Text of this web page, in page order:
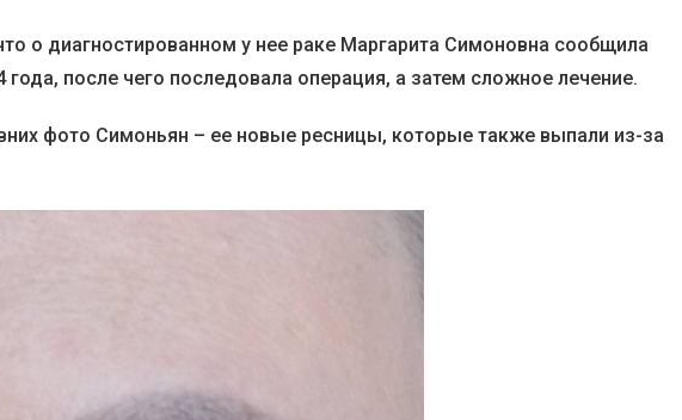
о диагностированном у нее раке Маргарита Симоновна сообщила
года, после чего последовала операция, а затем сложное лечение.
фото Симоньян – ее новые ресницы, которые также выпали из-за